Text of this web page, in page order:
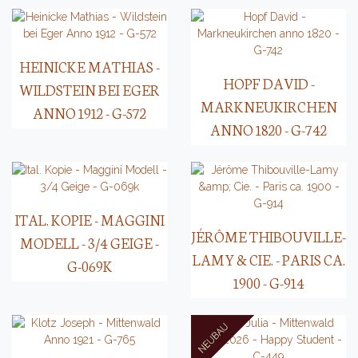
HEINICKE MATHIAS -
WILDSTEIN BEI EGER
ANNO 1912 - G-572
HOPF DAVID -
MARKNEUKIRCHEN
ANNO 1820 - G-742
ITAL. KOPIE - MAGGINI
MODELL - 3/4 GEIGE -
G-069K
JÉRÔME THIBOUVILLE-
LAMY & CIE. - PARIS CA.
1900 - G-914